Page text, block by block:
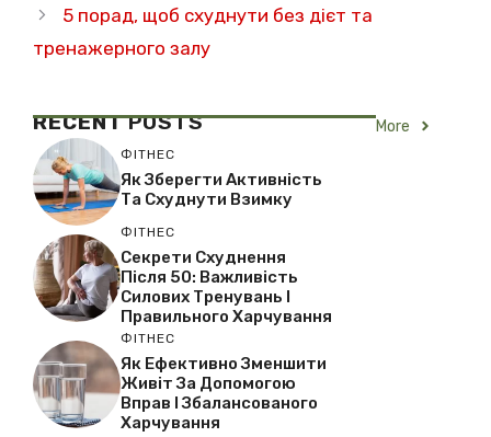
5 порад, щоб схуднути без дієт та
тренажерного залу
RECENTPOSTS More
ФІТНЕС
Як Зберегти Активність
Та Схуднути Взимку
ФІТНЕС
Секрети Схуднення
Після 50: Важливість
Силових Тренувань І
Правильного Харчування
ФІТНЕС
Як Ефективно Зменшити
Живіт За Допомогою
Вправ І Збалансованого
Харчування